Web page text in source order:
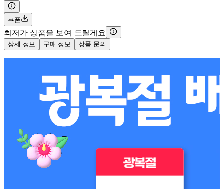
쿠폰
최저가 상품을 보여 드릴게요
상세 정보 구매 정보 상품 문의